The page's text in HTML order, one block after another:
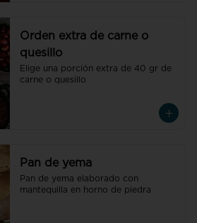
Orden extra de carne o
quesillo
Elige una porción extra de 40 gr de
carne o quesillo
Pan de yema
Pan de yema elaborado con
mantequilla en horno de piedra